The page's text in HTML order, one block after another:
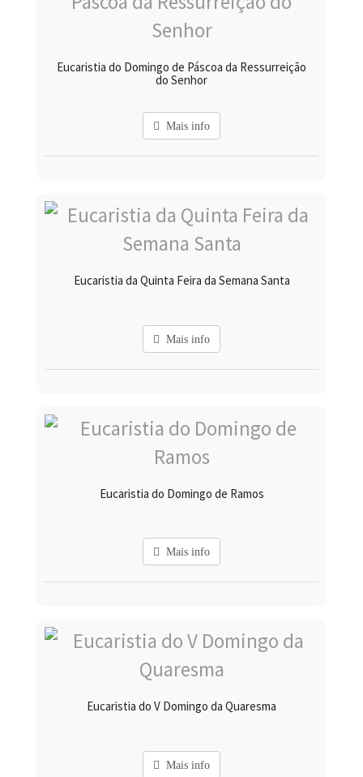
Eucaristia do Domingo de Páscoa da Ressurreição
do Senhor
Mais info
Eucaristia da Quinta Feira da Semana Santa
Mais info
Eucaristia do Domingo de Ramos
Mais info
Eucaristia do V Domingo da Quaresma
Mais info